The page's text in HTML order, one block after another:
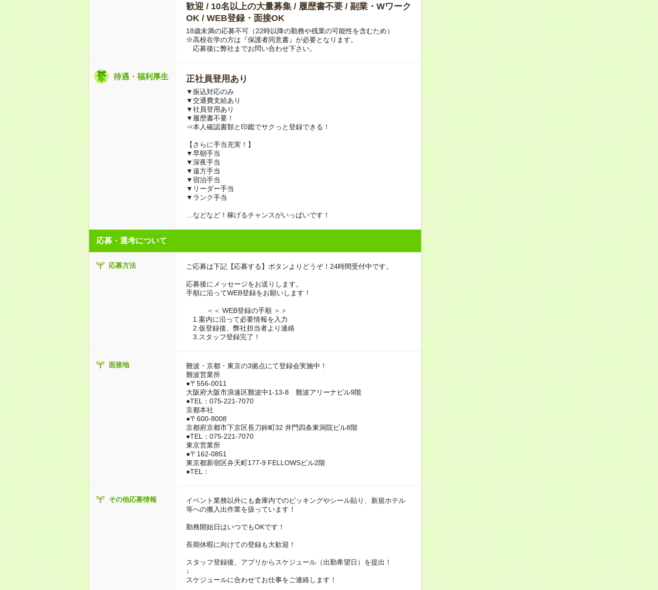
歓迎 / 10名以上の大量募集 / 履歴書不要 / 副業・Wワーク
OK / WEB登録・面接OK
18歳未満の応募不可（22時以降の勤務や残業の可能性を含むため）
※高校在学の方は『保護者同意書』が必要となります。
応募後に弊社までお問い合わせ下さい。
待遇・福利厚生 正社員登用あり
▼振込対応のみ
▼交通費支給あり
▼社員登用あり
▼履歴書不要！
⇒本人確認書類と印鑑でサクっと登録できる！
【さらに手当充実！】
▼早朝手当
▼深夜手当
▼遠方手当
▼宿泊手当
▼リーダー手当
▼ランク手当
…などなど！稼げるチャンスがいっぱいです！
応募・選考について
応募方法 ご応募は下記【応募する】ボタンよりどうぞ！24時間受付中です。
応募後にメッセージをお送りします。
手順に沿ってWEB登録をお願いします！
＜＜ WEB登録の手順 ＞＞
1.案内に沿って必要情報を入力
2.仮登録後、弊社担当者より連絡
3.スタッフ登録完了！
面接地
難波・京都・東京の3拠点にて登録会実施中！
難波営業所
●〒556-0011
大阪府大阪市浪速区難波中1-13-8 難波アリーナビル9階
●TEL：075-221-7070
京都本社
●〒600-8008
京都府京都市下京区長刀鉾町32 井門四条東洞院ビル8階
●TEL：075-221-7070
東京営業所
●〒162-0851
東京都新宿区弁天町177-9 FELLOWSビル2階
●TEL：
その他応募情報
イベント業務以外にも倉庫内でのピッキングやシール貼り、新規ホテル
等への搬入出作業を扱っています！
勤務開始日はいつでもOKです！
長期休暇に向けての登録も大歓迎！
スタッフ登録後、アプリからスケジュール（出勤希望日）を提出！
↓
スケジュールに合わせてお仕事をご連絡します！